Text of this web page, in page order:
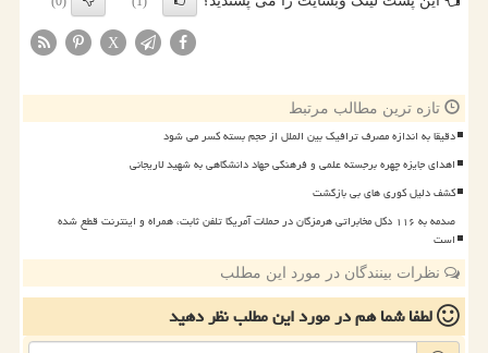
X
تازه ترین مطالب مرتبط
دقیقا به اندازه مصرف ترافیک بین الملل از حجم بسته کسر می شود
اهدای جایزه چهره برجسته علمی و فرهنگی جهاد دانشگاهی به شهید لاریجانی
کشف دلیل کوری های بی بازگشت
صدمه به ۱۱۶ دکل مخابراتی هرمزگان در حملات آمریکا تلفن ثابت، همراه و اینترنت قطع شده
است
نظرات بینندگان در مورد این مطلب
لطفا شما همدر مورد این مطلبنظر دهید